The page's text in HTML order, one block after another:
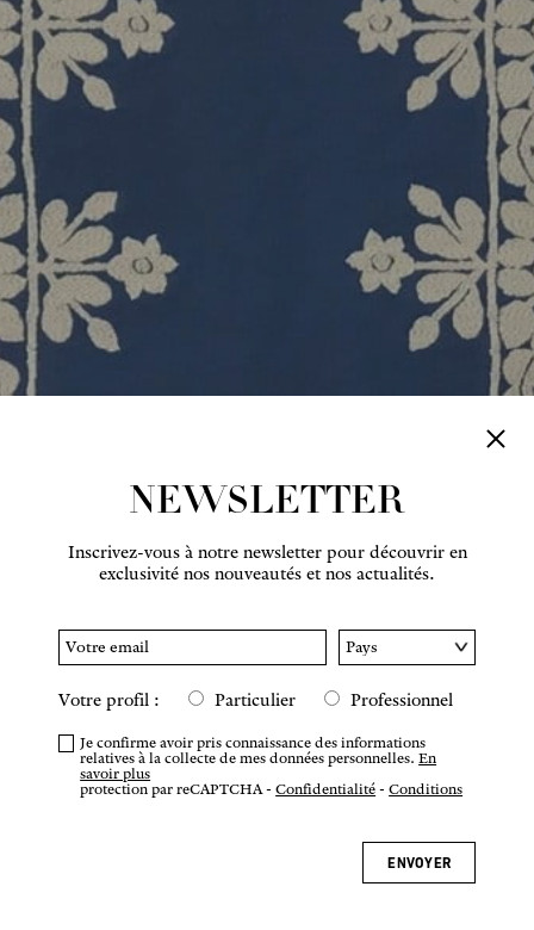
NEWSLETTER
Inscrivez-vous à notre newsletter pour découvrir en
exclusivité nos nouveautés et nos actualités.
Votre profil : Particulier Professionnel
Je confirme avoir pris connaissance des informations
relatives à la collecte de mes données personnelles.En
savoir plus
protection par reCAPTCHA -Confidentialité -Conditions
ENVOYER